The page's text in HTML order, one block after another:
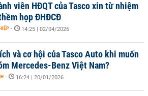
viên HĐQT của Tasco xin từ nhiệm
họp ĐHĐCĐ
- 14:25 | 02/04/2026
và cơ hội của Tasco Auto khi muốn
Mercedes-Benz Việt Nam?
- 16:24 | 20/01/2026